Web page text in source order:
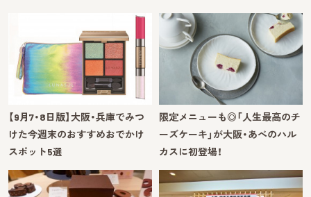
【9月7・8日版】大阪・兵庫でみつ
けた今週末のおすすめおでかけ
スポット5選
限定メニューも◎「人生最高のチ
ーズケーキ」が大阪・あべのハル
カスに初登場！